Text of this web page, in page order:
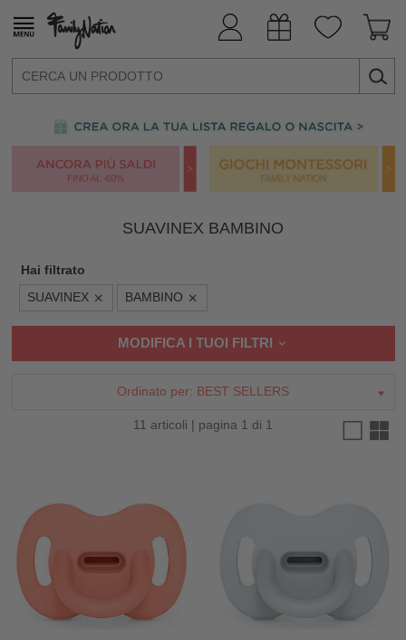
SUAVINEX BAMBINO
Hai filtrato
SUAVINEX BAMBINO
MODIFICA I TUOI FILTRI
Ordinato per: BEST SELLERS
11 articoli | pagina 1 di 1